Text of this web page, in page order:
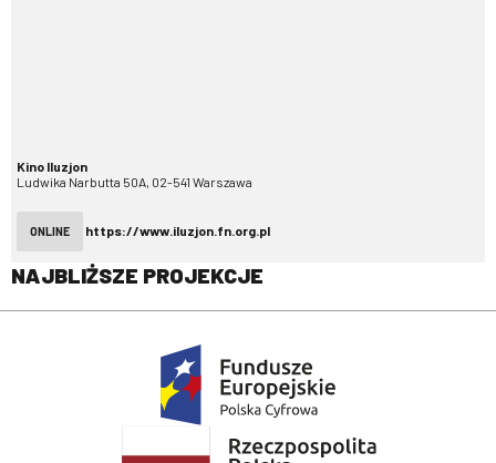
Kino Iluzjon
Ludwika Narbutta 50A, 02-541 Warszawa
ONLINE https://www.iluzjon.fn.org.pl
NAJBLIŻSZE PROJEKCJE